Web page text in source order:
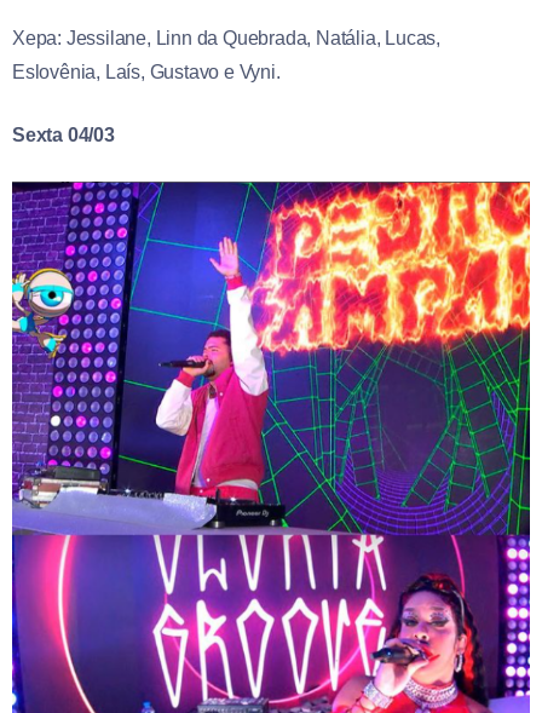
Xepa: Jessilane, Linn da Quebrada, Natália, Lucas,
Eslovênia, Laís, Gustavo e Vyni.
Sexta 04/03